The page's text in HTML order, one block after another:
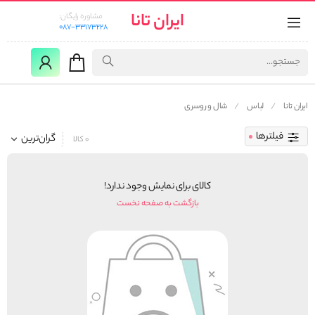
ایران تانا
مشاوره رایگان:
087-33173228
ایران تانا لباس شال و روسری
فیلترها گران‌ترین 0 کالا
کالای برای نمایش وجود ندارد!
بازگشت به صفحه نخست